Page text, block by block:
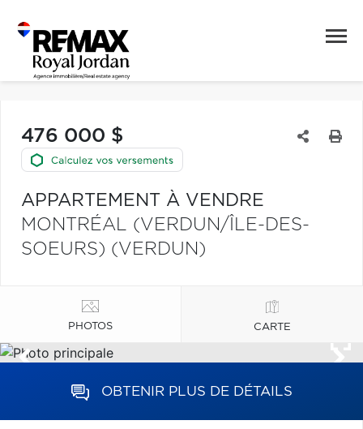
476 000 $
APPARTEMENT À VENDRE
MONTRÉAL (VERDUN/ÎLE-DES-
SOEURS) (VERDUN)
PHOTOS CARTE
OBTENIR PLUS DE DÉTAILS